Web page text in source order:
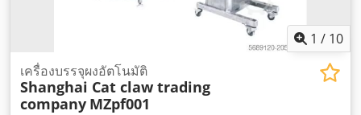
1 / 10
เครื่องบรรจุผงอัตโนมัติ
Shanghai Cat claw trading
company MZpf001